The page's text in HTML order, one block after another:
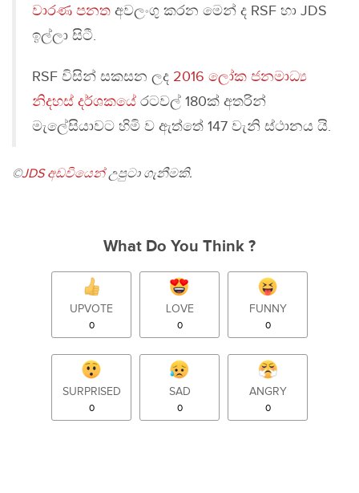
වාරණ පනත අවලංගු කරන මෙන් ද RSF හා JDS
ඉල්ලා සිටී.
RSF විසින් සකසන ලද 2016 ලෝක ජනමාධ්‍ය
නිදහස් දර්ශකයේ රටවල් 180ක් අතරින්
මැලේසියාවට හිමි ව ඇත්තේ 147 වැනි ස්ථානය යි.
©JDS අඩවියෙන්උපුටා ගැනීමකි.
What Do You Think ?
UPVOTE
0
LOVE
0
FUNNY
0
SURPRISED
0
SAD
0
ANGRY
0